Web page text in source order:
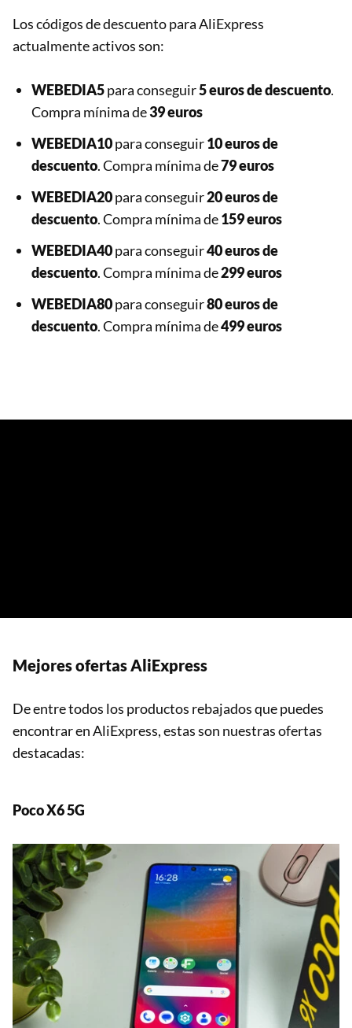
Los códigos de descuento para AliExpress
actualmente activos son:
WEBEDIA5para conseguir5 euros de descuento.
Compra mínima de39 euros
WEBEDIA10para conseguir10 euros de
descuento. Compra mínima de79 euros
WEBEDIA20para conseguir20 euros de
descuento. Compra mínima de159 euros
WEBEDIA40para conseguir40 euros de
descuento. Compra mínima de299 euros
WEBEDIA80para conseguir80 euros de
descuento. Compra mínima de499 euros
Mejores ofertas AliExpress
De entre todos los productos rebajados que puedes
encontrar en AliExpress, estas son nuestras ofertas
destacadas:
Poco X6 5G